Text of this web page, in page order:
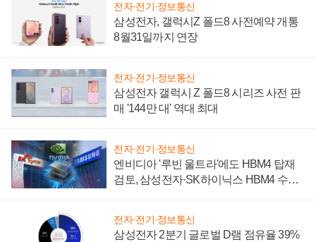
전자·전기·정보통신
삼성전자, 갤럭시Z 폴드8 사전예약 개통
8월31일까지 연장
전자·전기·정보통신
삼성전자 갤럭시 Z 폴드8 시리즈 사전 판
매 '144만 대' 역대 최대
전자·전기·정보통신
엔비디아 '루빈 울트라'에도 HBM4 탑재
검토, 삼성전자·SK하이닉스 HBM4 수율
전자·전기·정보통신
삼성전자 2분기 글로벌 D램 점유율 39%